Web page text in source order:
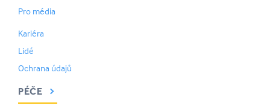
Pro média
Kariéra
Lidé
Ochrana údajů
PÉČE